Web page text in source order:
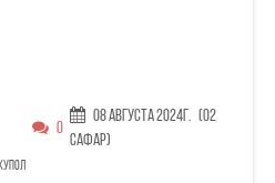
0
08 Августа 2024г. (02
Сафар)